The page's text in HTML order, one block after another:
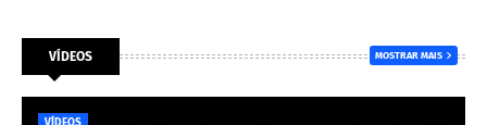
VÍDEOS MOSTRAR MAIS